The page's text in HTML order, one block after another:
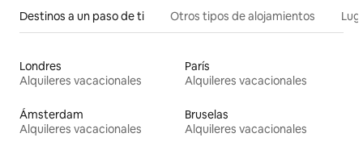
Destinos a un paso de ti Otros tipos de alojamientos
Londres
Alquileres vacacionales
París
Alquileres vacacionales
Ámsterdam
Alquileres vacacionales
Bruselas
Alquileres vacacionales